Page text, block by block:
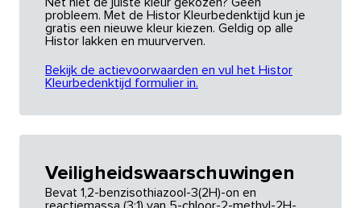
probleem. Met de Histor Kleurbedenktijd kun je
gratis een nieuwe kleur kiezen. Geldig op alle
Histor lakken en muurverven.
Bekijk de actievoorwaarden en vul het Histor
Kleurbedenktijd formulier in.
Veiligheidswaarschuwingen
Bevat 1,2-benzisothiazool-3(2H)-on en
reactiemassa (3:1) van 5-chloor-2-methyl-2H-